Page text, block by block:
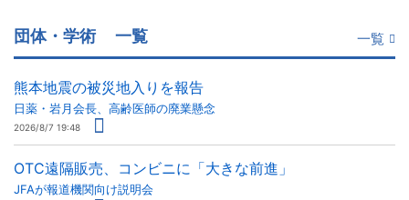
団体・学術 一覧 一覧
熊本地震の被災地入りを報告
日薬・岩月会長、高齢医師の廃業懸念
2026/8/7 19:48
OTC遠隔販売、コンビニに「大きな前進」
JFAが報道機関向け説明会